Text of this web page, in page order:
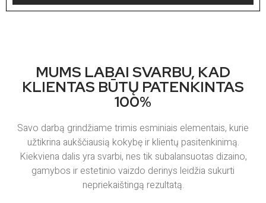
MUMS LABAI SVARBU, KAD
KLIENTAS BŪTŲ PATENKINTAS
100%
Savo darbą grindžiame trimis esminiais elementais, kurie
užtikrina aukščiausią kokybę ir klientų pasitenkinimą.
Kiekviena dalis yra svarbi, nes tik subalansuotas dizaino,
gamybos ir estetinio vaizdo derinys leidžia sukurti
nepriekaištingą rezultatą.